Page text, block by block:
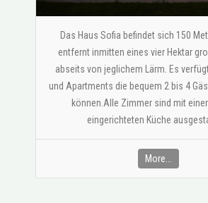
Das Haus Sofia befindet sich 150
entfernt inmitten eines vier Hektar
abseits von jeglichem Lärm. Es
und Apartments die bequem 2 bis 4
können.Alle Zimmer sind mit
eingerichteten Küche
More...